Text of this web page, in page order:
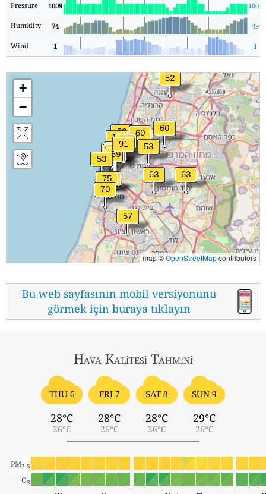
Pressure 1009 1008
Humidity 74 49
Wind 1 1
+
−
map ©OpenStreetMapcontributors
Bu web sayfasının mobil versiyonunu
görmek için buraya tıklayın
Hava Kalitesi Tahmini
THU 6
28°C
26°C
FRI 7
28°C
26°C
SAT 8
28°C
26°C
SUN 9
29°C
26°C
PM2.5
O3